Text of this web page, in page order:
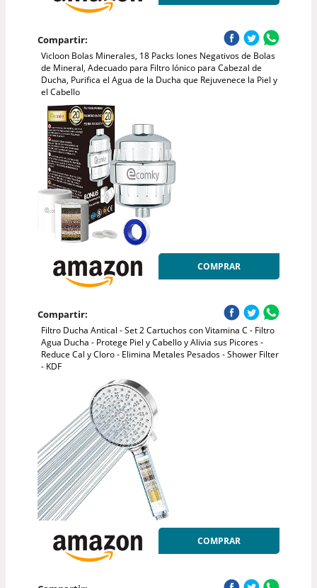
Compartir:
Vicloon Bolas Minerales, 18 Packs Iones Negativos de Bolas
de Mineral, Adecuado para Filtro Iónico para Cabezal de
Ducha, Purifica el Agua de la Ducha que Rejuvenece la Piel y
el Cabello
COMPRAR
Compartir:
Filtro Ducha Antical - Set 2 Cartuchos con Vitamina C - Filtro
Agua Ducha - Protege Piel y Cabello y Alivia sus Picores -
Reduce Cal y Cloro - Elimina Metales Pesados - Shower Filter
- KDF
COMPRAR